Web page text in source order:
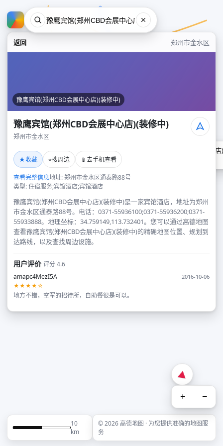
返回 郑州市金水区
豫鹰宾馆(郑州CBD会展中心店)(装修中)
豫鹰宾馆(郑州CBD会展中心店)(装修中)
郑州市金水区
★收藏 ⌖搜周边 📱 去手机查看
查看完整信息地址: 郑州市金水区通泰路88号
类型: 住宿服务;宾馆酒店;宾馆酒店
豫鹰宾馆(郑州CBD会展中心店)(装修中)是一家宾馆酒店，地址为郑州
市金水区通泰路88号。电话：0371-55936100;0371-55936200;0371-
55933888。地理坐标：34.759149,113.732401。您可以通过高德地图
查看豫鹰宾馆(郑州CBD会展中心店)(装修中)的精确地图位置、规划到
达路线，以及查找周边设施。
用户评价评分 4.6
amapc4MezI5A
2016-10-06
★★★★☆
地方不错，空军的招待所，自助餐很是可以。
豫鹰宾馆(郑州CBD会展中心
+ −
10
km
© 2026 高德地图 · 为您提供准确的地图服
务